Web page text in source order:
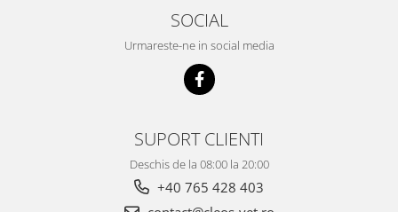
SOCIAL
Urmareste-ne in social media
SUPORT CLIENTI
Deschis de la 08:00 la 20:00
+40 765 428 403